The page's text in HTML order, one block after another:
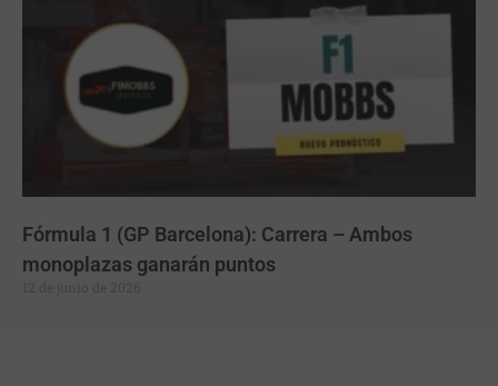
Fórmula 1 (GP Barcelona): Carrera – Ambos
monoplazas ganarán puntos